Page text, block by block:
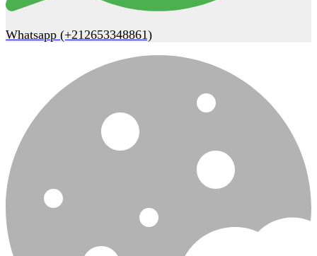
Whatsapp (+212653348861)